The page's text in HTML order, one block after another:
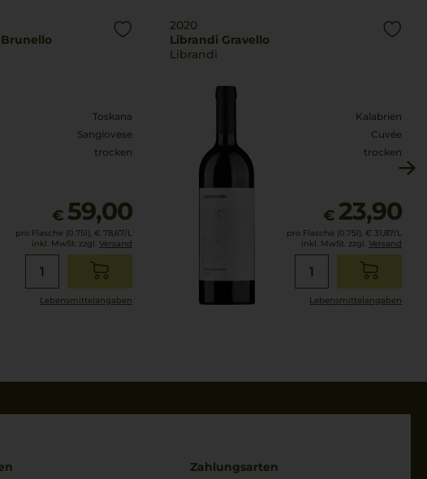
Toskana
Sangiovese
trocken
€ 59,00
pro Flasche (0.75l), € 78,67/L
inkl. MwSt. zzgl. Versand
Lebensmittel­angaben
2020
Librandi Gravello
Librandi
Kalabrien
Cuvée
trocken
€ 23,90
pro Flasche (0.75l), € 31,87/L
inkl. MwSt. zzgl. Versand
Lebensmittel­angaben
Zahlungsarten